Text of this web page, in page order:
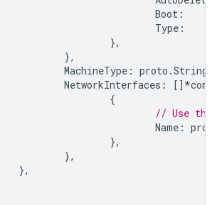
Boot :
Type :
},
},
MachineType : proto .String
NetworkInterfaces : [] *
{
// Use the
Name :
},
},
},